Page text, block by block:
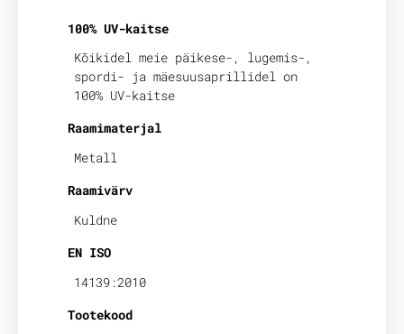
100% UV-kaitse
Kõikidel meie päikese-, lugemis-,
spordi- ja mäesuusaprillidel on
100% UV-kaitse
Raamimaterjal
Metall
Raamivärv
Kuldne
EN ISO
14139:2010
Tootekood